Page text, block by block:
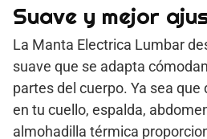
Suave y mejor
La Manta Electrica Lumbar
suave que se adapta
partes del cuerpo. Ya sea
en tu cuello, espalda,
almohadilla térmica